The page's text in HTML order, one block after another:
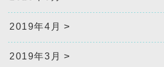
2019年4月
2019年3月